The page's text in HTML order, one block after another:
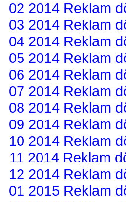
02 2014 Reklam
03 2014 Reklam
04 2014 Reklam
05 2014 Reklam
06 2014 Reklam
07 2014 Reklam
08 2014 Reklam
09 2014 Reklam
10 2014 Reklam
11 2014 Reklam
12 2014 Reklam
01 2015 Reklam